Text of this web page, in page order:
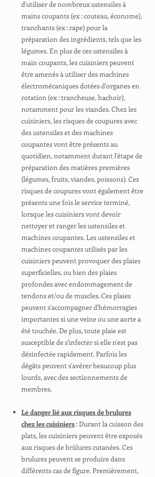
d'utiliser de nombreux ustensiles à
mains coupants (ex : couteau, économe),
tranchants (ex : rape) pour la
préparation des ingrédients, tels que les
légumes. En plus de ces ustensiles à
main coupants, les cuisiniers peuvent
être amenés à utiliser des machines
électromécaniques dotées d'organes en
rotation (ex : trancheuse, hachoir),
notamment pour les viandes. Chez les
cuisiniers, les risques de coupures avec
des ustensiles et des machines
coupantes vont être présents au
quotidien, notamment durant l'étape de
préparation des matières premières
(légumes, fruits, viandes, poissons). Ces
risques de coupures vont également être
présents une fois le service terminé,
lorsque les cuisiniers vont devoir
nettoyer et ranger les ustensiles et
machines coupantes. Les ustensiles et
machines coupantes utilisés par les
cuisiniers peuvent provoquer des plaies
superficielles, ou bien des plaies
profondes avec endommagement de
tendons et/ou de muscles. Ces plaies
peuvent s'accompagner d'hémorragies
importantes si une veine ou une aorte a
été touchée. De plus, toute plaie est
susceptible de s'infecter si elle n'est pas
désinfectée rapidement. Parfois les
dégâts peuvent s'avérer beaucoup plus
lourds, avec des sectionnements de
membres.
Le danger lié aux risques de brulures
chez les cuisiniers: Durant la cuisson des
plats, les cuisiniers peuvent être exposés
aux risques de brûlures cutanées. Ces
brulures peuvent se produire dans
différents cas de figure. Premièrement,